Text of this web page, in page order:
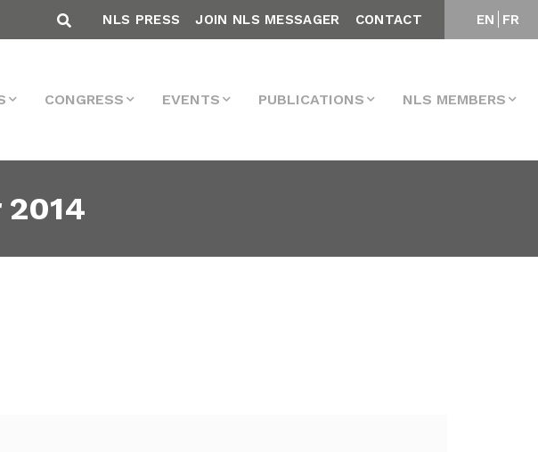
EN FR
NLS PRESS JOIN NLS MESSAGER CONTACT
CONGRESS EVENTS PUBLICATIONS NLS MEMBERS